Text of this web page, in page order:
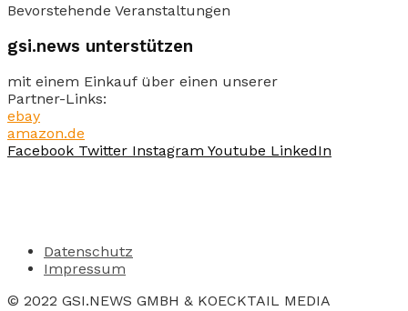
Bevorstehende Veranstaltungen
gsi.news unterstützen
mit einem Einkauf über einen unserer
Partner-Links:
ebay
amazon.de
Facebook Twitter Instagram Youtube LinkedIn
Datenschutz
Impressum
© 2022 GSI.NEWS GMBH & KOECKTAIL MEDIA